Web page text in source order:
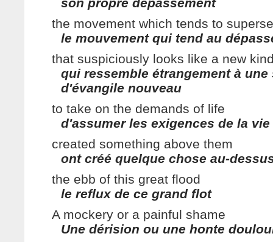
son propre dépassement
the movement which tends to
le mouvement qui tend au
that suspiciously looks like a new
qui ressemble étrangement à une
d'évangile nouveau
to take on the demands of life
d'assumer les exigences de la vie
created something above them
ont créé quelque chose au-
the ebb of this great flood
le reflux de ce grand flot
A mockery or a painful shame
Une dérision ou une honte